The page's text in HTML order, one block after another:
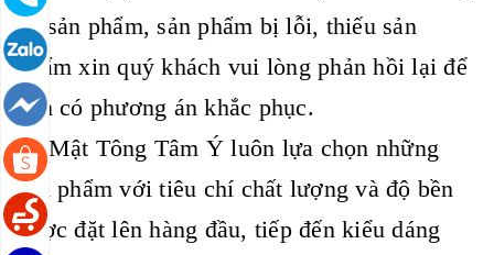
về sản phẩm, sản phẩm bị lỗi, thiếu sản
phẩm xin quý khách vui lòng phản hồi lại để
con có phương án khắc phục.
🙏 Mật Tông Tâm Ý luôn lựa chọn những
sản phẩm với tiêu chí chất lượng và độ bền
được đặt lên hàng đầu, tiếp đến kiểu dáng